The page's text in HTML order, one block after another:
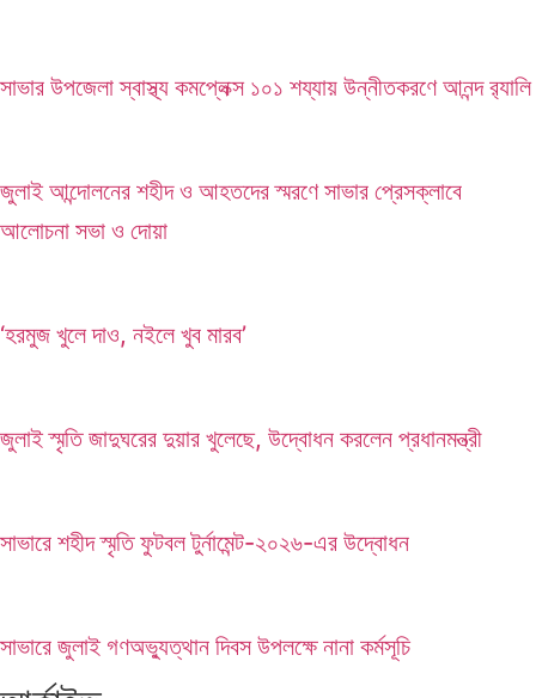
সাভার উপজেলা স্বাস্থ্য কমপ্লেক্স ১০১ শয্যায় উন্নীতকরণে আনন্দ র‍্যালি
জুলাই আন্দোলনের শহীদ ও আহতদের স্মরণে সাভার প্রেসক্লাবে
আলোচনা সভা ও দোয়া
‘হরমুজ খুলে দাও, নইলে খুব মারব’
জুলাই স্মৃতি জাদুঘরের দুয়ার খুলেছে, উদ্বোধন করলেন প্রধানমন্ত্রী
সাভারে শহীদ স্মৃতি ফুটবল টুর্নামেন্ট-২০২৬-এর উদ্বোধন
সাভারে জুলাই গণঅভ্যুত্থান দিবস উপলক্ষে নানা কর্মসূচি